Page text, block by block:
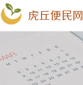
虎丘便民网